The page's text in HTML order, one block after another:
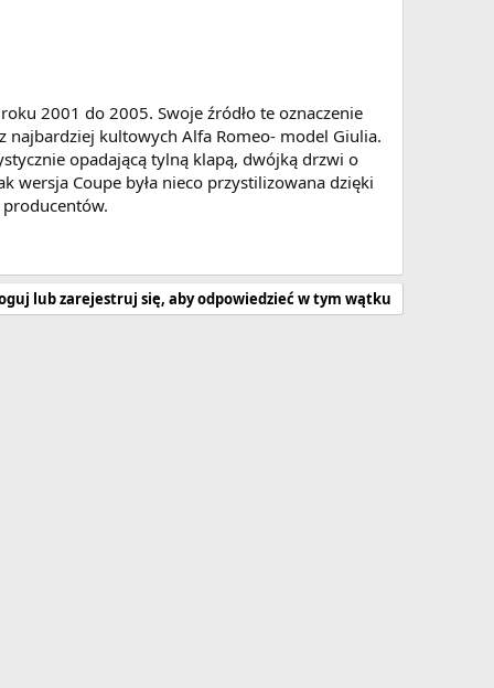
2001 do 2005. Swoje źródło te oznaczenie
najbardziej kultowych Alfa Romeo- model Giulia.
opadającą tylną klapą, dwójką drzwi o
wersja Coupe była nieco przystilizowana dzięki
lub zarejestruj się, aby odpowiedzieć w tym wątku